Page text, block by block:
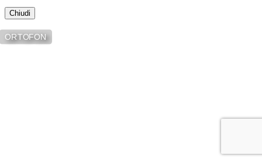
Chiudi
Dischi in Vinile - Compact Disc
ORTOFON